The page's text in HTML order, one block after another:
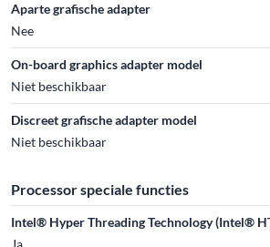
Aparte grafische adapter
Nee
On-board graphics adapter model
Niet beschikbaar
Discreet grafische adapter model
Niet beschikbaar
Processor speciale functies
Intel® Hyper Threading Technology (Intel®
Ja